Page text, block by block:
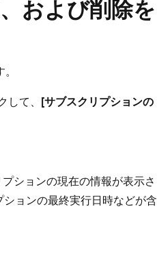
および削除を
て、 [サブスクリプションの
ションの現在の情報が表示さ
ョンの最終実行日時などが含